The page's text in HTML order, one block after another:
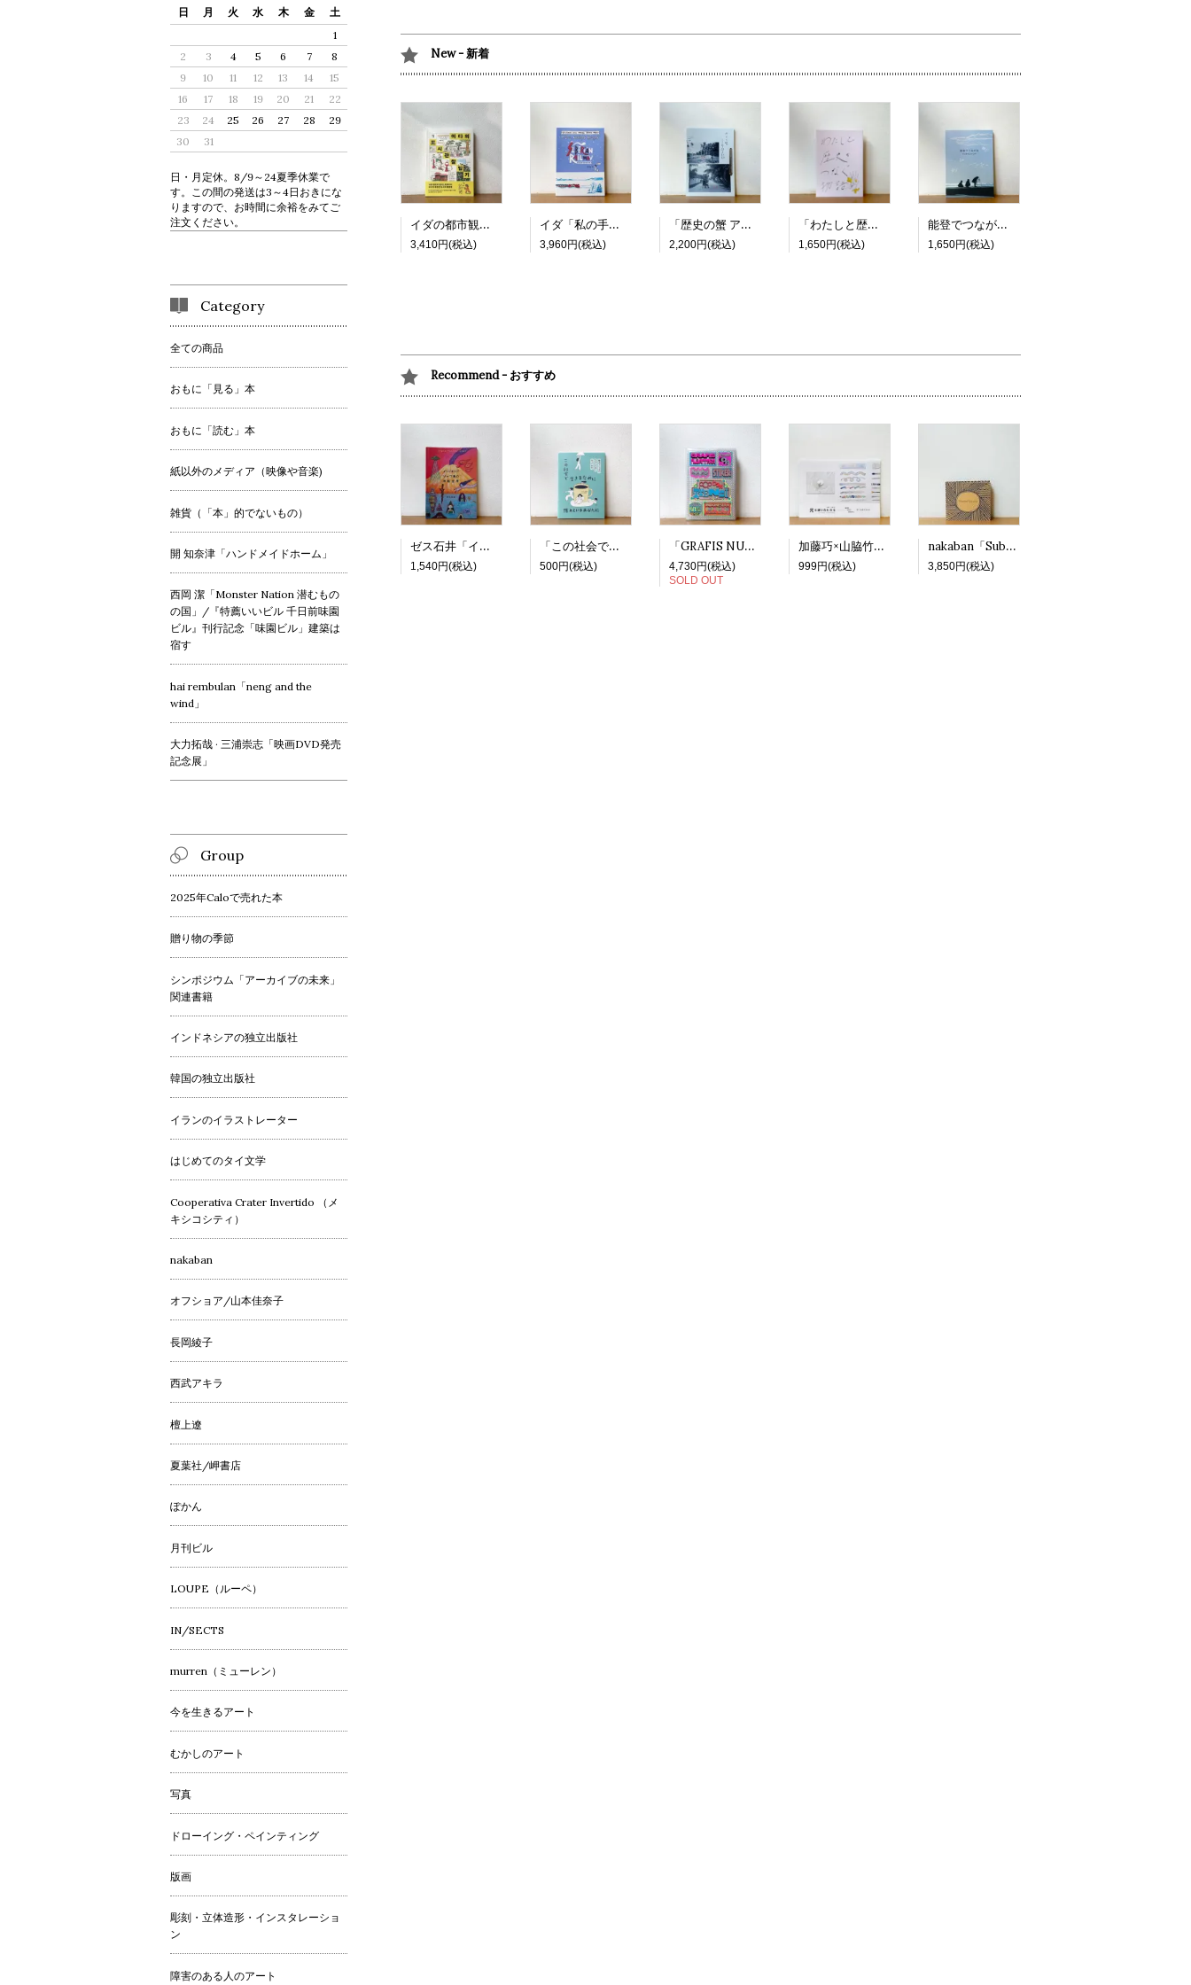
New - 新着
イダの都市観察日記
3,410円(税込)
イダ「私の手で：シベリア横断鉄道」
3,960円(税込)
「歴史の蟹 アジアの旅と語りの記録」
2,200円(税込)
「わたしと歴史をつなぐ物語」
1,650円(税込)
能登でつながる のと部のZINE ＃1
1,650円(税込)
Recommend - おすすめ
ゼス石井「インドネシア ジャワ島の神秘世界」
1,540円(税込)
「この社会で生きるために隠れているあなたに －地方でこっそりフェミニストやってます」
500円(税込)
「GRAFIS NUSANTARA」Vol.4: Koleksi Stiker
4,730円(税込)
SOLD OUT
加藤巧×山脇竹生「光を練り合わせる -絵画と科学の対話から- アーカイブブック」
999円(税込)
nakaban「Suburban Portraits」（20周年エコバッグ付）
3,850円(税込)
日
月 火 水 木 金
土
1
2
3 4 5 6 7
8
9
10 11 12 13 14
15
16
17 18 19 20 21
22
23
24 25 26 27 28
29
30
31
日・月定休。8/9～24夏季休業で
す。この間の発送は3～4日おきにな
りますので、お時間に余裕をみてご
注文ください。
Category
全ての商品
おもに「見る」本
おもに「読む」本
紙以外のメディア（映像や音楽)
雑貨（「本」的でないもの）
開 知奈津「ハンドメイドホーム」
西岡 潔「Monster Nation 潜むもの
の国」/『特薦いいビル 千日前味園
ビル』刊行記念「味園ビル」建築は
宿す
hai rembulan「neng and the
wind」
大力拓哉 · 三浦崇志「映画DVD発売
記念展」
Group
2025年Caloで売れた本
贈り物の季節
シンポジウム「アーカイブの未来」
関連書籍
インドネシアの独立出版社
韓国の独立出版社
イランのイラストレーター
はじめてのタイ文学
Cooperativa Crater Invertido （メ
キシコシティ）
nakaban
オフショア/山本佳奈子
長岡綾子
西武アキラ
檀上遼
夏葉社/岬書店
ぽかん
月刊ビル
LOUPE（ルーペ）
IN/SECTS
murren（ミューレン）
今を生きるアート
むかしのアート
写真
ドローイング・ペインティング
版画
彫刻・立体造形・インスタレーショ
ン
障害のある人のアート